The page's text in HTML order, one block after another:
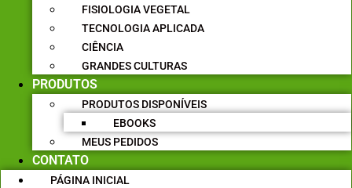
FISIOLOGIA VEGETAL
TECNOLOGIA APLICADA
CIÊNCIA
GRANDES CULTURAS
PRODUTOS
PRODUTOS DISPONÍVEIS
EBOOKS
MEUS PEDIDOS
CONTATO
PÁGINA INICIAL